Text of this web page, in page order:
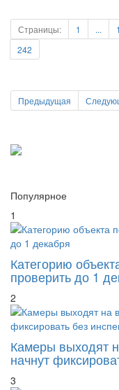
Страницы: 1 ...
242
Предыдущая
Популярное
1
Категорию
проверить до 1
2
Камеры выходят
начнут
3